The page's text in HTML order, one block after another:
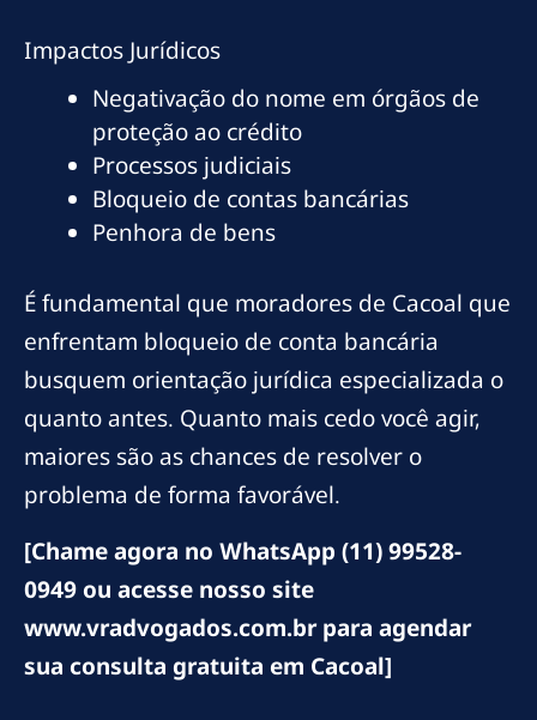
Impactos Jurídicos
Negativação do nome em órgãos de
proteção ao crédito
Processos judiciais
Bloqueio de contas bancárias
Penhora de bens
É fundamental que moradores de Cacoal que
enfrentam bloqueio de conta bancária
busquem orientação jurídica especializada o
quanto antes. Quanto mais cedo você agir,
maiores são as chances de resolver o
problema de forma favorável.
[Chame agora no WhatsApp (11) 99528-
0949 ou acesse nosso site
www.vradvogados.com.br para agendar
sua consulta gratuita em Cacoal]